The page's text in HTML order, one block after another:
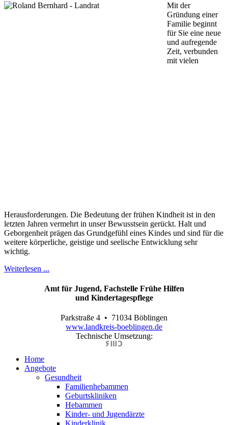
Mit der
Gründung einer
Familie beginnt
für Sie eine neue
und aufregende
Zeit, ver­bunden
mit vielen
Herausforderungen. Die Bedeutung der frühen Kindheit ist in den
letzten Jahren vermehrt in unser Bewusstsein ge­rückt. Halt und
Geborgenheit prägen das Grundgefühl eines Kindes und sind für die
weitere körperliche, geistige und seelische Entwicklung sehr
wichtig.
Weiterlesen ...
Amt für Jugend, Fachstelle Frühe Hilfen
und Kindertagespflege
Parkstraße 4 • 71034 Böblingen
www.landkreis-boeblingen.de
Technische Umsetzung:
Home
Angebote
Gesundheit
Familienhebammen
Geburtskliniken
Hebammen
Kinder- und Jugendärzte